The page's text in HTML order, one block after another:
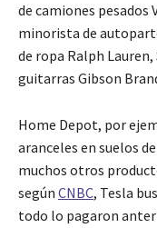
de camiones pesados
minorista de
de ropa Ralph
guitarras Gibson
Home Depot, por
aranceles en suelos
muchos otros
según CNBC, Tesla
todo lo pagaron